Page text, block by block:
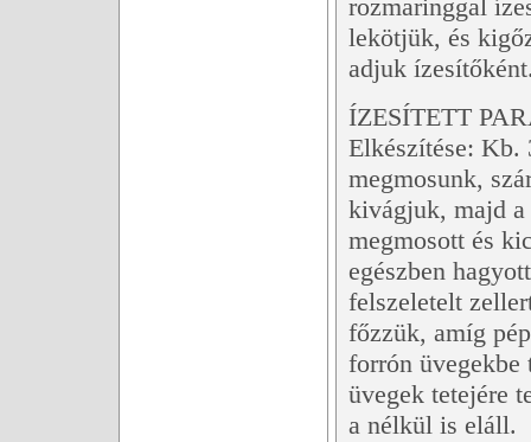
rozmaringgal
lekötjük, és
adjuk
ÍZESÍTETT
Elkészítése: Kb.
megmosunk,
kivágjuk, majd a
megmosott és
egészben
felszeletelt
főzzük, amíg
forrón
üvegek tetejére
a nélkül is eláll.